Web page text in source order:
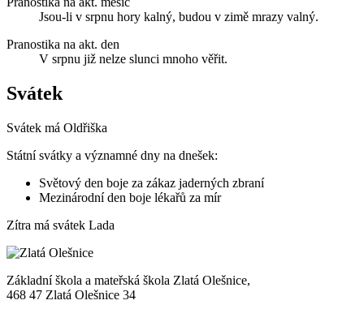
Jsou-li v srpnu hory kalný, budou v zimě mrazy valný.
Pranostika na akt. den
V srpnu již nelze slunci mnoho věřit.
Svátek
Svátek má Oldřiška
Státní svátky a významné dny na dnešek:
Světový den boje za zákaz jaderných zbraní
Mezinárodní den boje lékařů za mír
Zítra má svátek Lada
Základní škola a mateřská škola Zlatá Olešnice,
468 47 Zlatá Olešnice 34